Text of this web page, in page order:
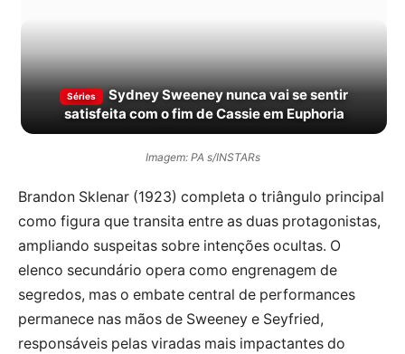
Séries
Sydney Sweeney nunca vai se sentir
satisfeita com o fim de Cassie em Euphoria
Imagem: PA s/INSTARs
Brandon Sklenar (1923) completa o triângulo principal
como figura que transita entre as duas protagonistas,
ampliando suspeitas sobre intenções ocultas. O
elenco secundário opera como engrenagem de
segredos, mas o embate central de performances
permanece nas mãos de Sweeney e Seyfried,
responsáveis pelas viradas mais impactantes do